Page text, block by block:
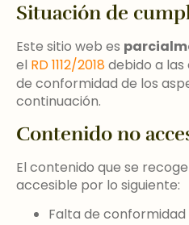
Situación de
Este sitio web es
el RD 1112/2018debido a
de conformidad de los
continuación.
Contenido no
El contenido que se
accesible por lo siguiente:
Falta de conformidad